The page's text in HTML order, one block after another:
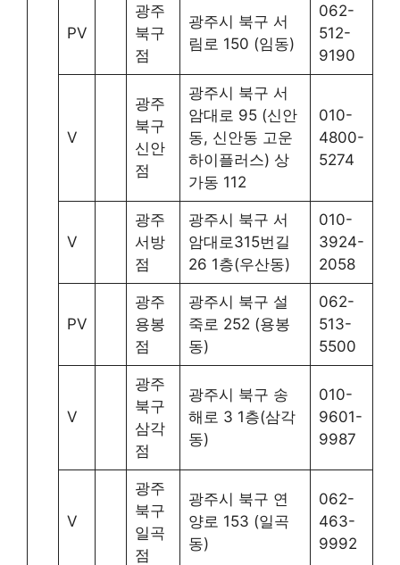
PV
광주
북구
점
광주시 북구 서
림로 150 (임동)
062-
512-
9190
V
광주
북구
신안
점
광주시 북구 서
암대로 95 (신안
동, 신안동 고운
하이플러스) 상
가동 112
010-
4800-
5274
V
광주
서방
점
광주시 북구 서
암대로315번길
26 1층(우산동)
010-
3924-
2058
PV
광주
용봉
점
광주시 북구 설
죽로 252 (용봉
동)
062-
513-
5500
V
광주
북구
삼각
점
광주시 북구 송
해로 3 1층(삼각
동)
010-
9601-
9987
V
광주
북구
일곡
점
광주시 북구 연
양로 153 (일곡
동)
062-
463-
9992